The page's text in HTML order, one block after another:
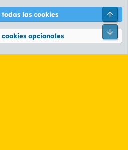
Política de privacidad Ayuda
© 2010-2026 XenForo Ltd.
las cookies
opcionales
Pie